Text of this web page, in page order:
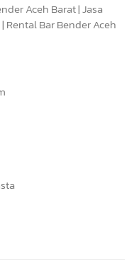
Aceh Barat | Jasa
Rental Bar Bender Aceh